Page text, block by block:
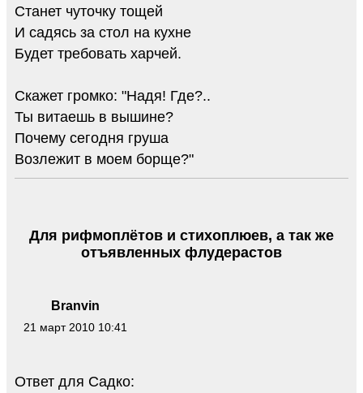
Станет чуточку тощей
И садясь за стол на кухне
Будет требовать харчей.
Скажет громко: "Надя! Где?..
Ты витаешь в вышине?
Почему сегодня груша
Возлежит в моем борще?"
Branvin
21 март 2010 10:41
Для рифмоплётов и стихоплюев, а так же
отъявленных флудерастов
Ответ для Садко: